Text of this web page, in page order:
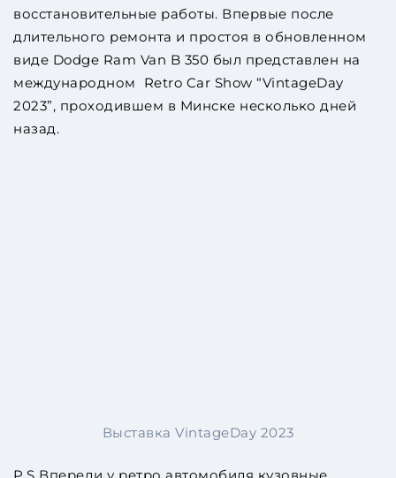
восстановительные работы. Впервые после
длительного ремонта и простоя в обновленном
виде Dodge Ram Van B 350 был представлен на
международном Retro Car Show “VintageDay
2023”, проходившем в Минске несколько дней
назад.
Выставка VintageDay 2023